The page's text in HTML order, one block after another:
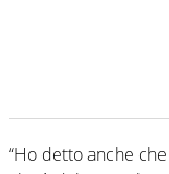
“Ho detto anche